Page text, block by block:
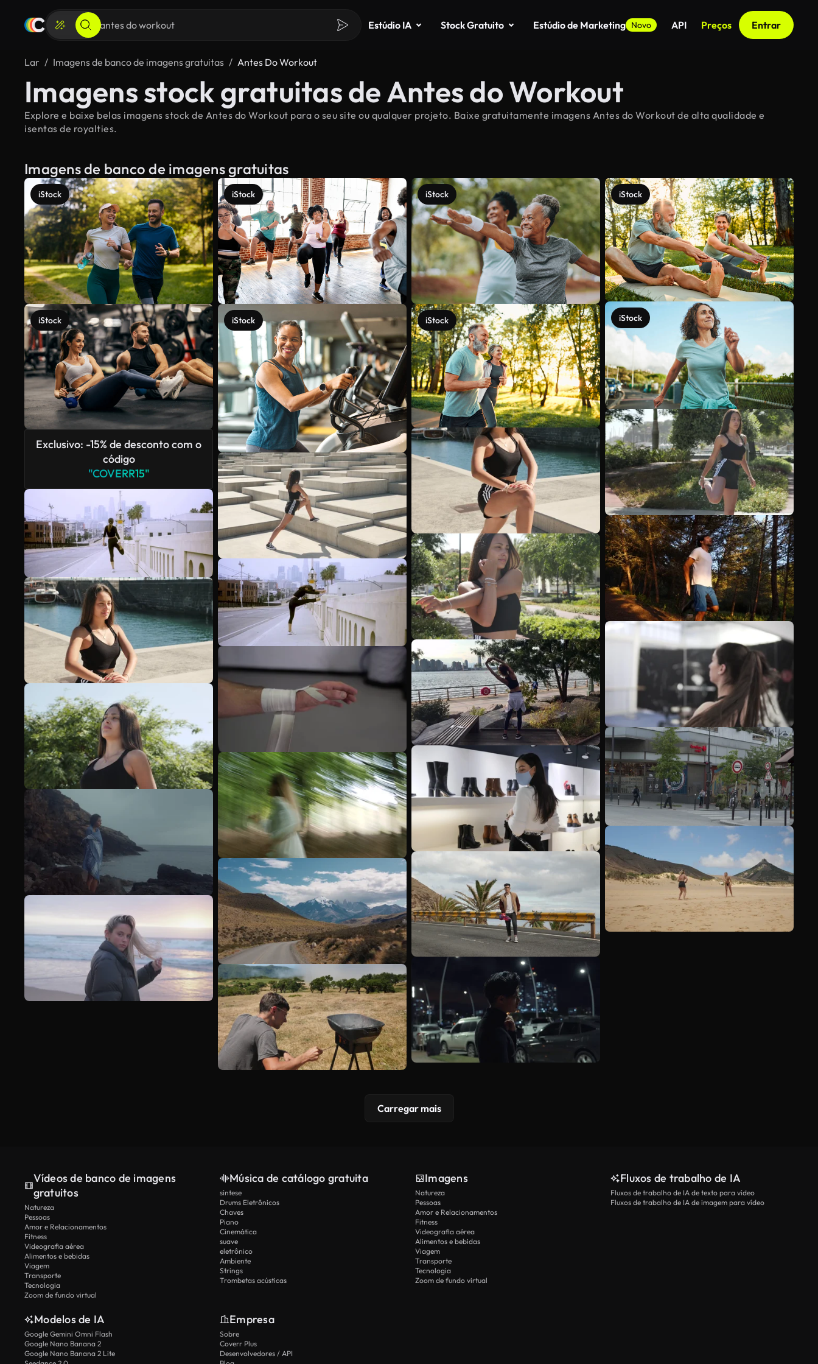
Estúdio IA Stock Gratuito Estúdio de Marketing Novo API Preços Entrar
Lar Imagens de banco de imagens gratuitas Antes Do Workout
Imagens stock gratuitas de Antes do Workout
Explore e baixe belas imagens stock de Antes do Workout para o seu site ou qualquer projeto. Baixe gratuitamente imagens Antes do Workout de alta qualidade e
isentas de royalties.
Imagens de banco de imagens gratuitas
iStock
iStock
Exclusivo: -15% de desconto com o
código
"COVERR15"
iStock
iStock
iStock
iStock
iStock
iStock
Veja mais
Carregar mais
Vídeos de banco de imagens
gratuitos
Natureza
Pessoas
Amor e Relacionamentos
Fitness
Videografia aérea
Alimentos e bebidas
Viagem
Transporte
Tecnologia
Zoom de fundo virtual
Música de catálogo gratuita
síntese
Drums Eletrônicos
Chaves
Piano
Cinemática
suave
eletrônico
Ambiente
Strings
Trombetas acústicas
Imagens
Natureza
Pessoas
Amor e Relacionamentos
Fitness
Videografia aérea
Alimentos e bebidas
Viagem
Transporte
Tecnologia
Zoom de fundo virtual
Fluxos de trabalho de IA
Fluxos de trabalho de IA de texto para vídeo
Fluxos de trabalho de IA de imagem para vídeo
Modelos de IA
Google Gemini Omni Flash
Google Nano Banana 2
Google Nano Banana 2 Lite
Empresa
Sobre
Coverr Plus
Desenvolvedores / API